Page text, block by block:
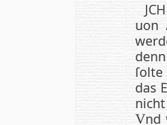
uon
das
Vnd